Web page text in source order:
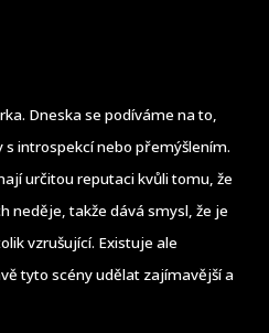
Dneska se podíváme na to,
introspekcí nebo přemýšlením.
určitou reputaci kvůli tomu, že
neděje, takže dává smysl, že je
vzrušující. Existuje ale
tyto scény udělat zajímavější a